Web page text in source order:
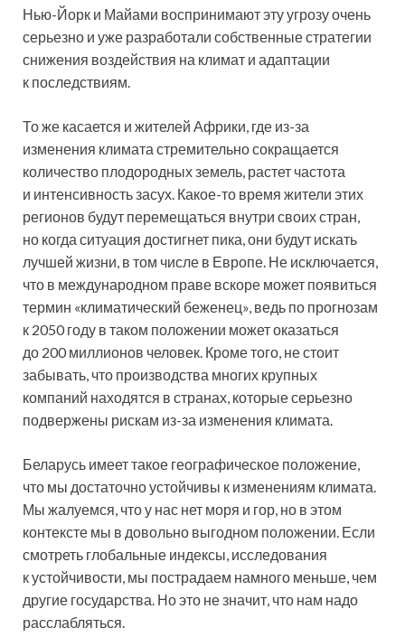
Нью-Йорк и Майами воспринимают эту угрозу очень
серьезно и уже разработали собственные стратегии
снижения воздействия на климат и адаптации
к последствиям.
То же касается и жителей Африки, где из-за
изменения климата стремительно сокращается
количество плодородных земель, растет частота
и интенсивность засух. Какое-то время жители этих
регионов будут перемещаться внутри своих стран,
но когда ситуация достигнет пика, они будут искать
лучшей жизни, в том числе в Европе. Не исключается,
что в международном праве вскоре может появиться
термин «климатический беженец», ведь по прогнозам
к 2050 году в таком положении может оказаться
до 200 миллионов человек. Кроме того, не стоит
забывать, что производства многих крупных
компаний находятся в странах, которые серьезно
подвержены рискам из-за изменения климата.
Беларусь имеет такое географическое положение,
что мы достаточно устойчивы к изменениям климата.
Мы жалуемся, что у нас нет моря и гор, но в этом
контексте мы в довольно выгодном положении. Если
смотреть глобальные индексы, исследования
к устойчивости, мы пострадаем намного меньше, чем
другие государства. Но это не значит, что нам надо
расслабляться.